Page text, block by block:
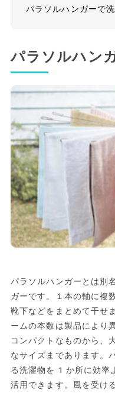
パラソルハンガーで
パラソルハン
パラソルハンガーとは別
ガーです。１本の軸に複
靴下などをまとめて干せ
ームの本数は製品により
コンパクトなものから、
なサイズまであります。
る洗濯物を1か所に効率
活用できます。風を受け